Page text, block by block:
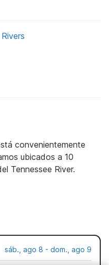
convenientemente
ubicados a 10
Tennessee River.
sáb., ago 8 - dom., ago 9